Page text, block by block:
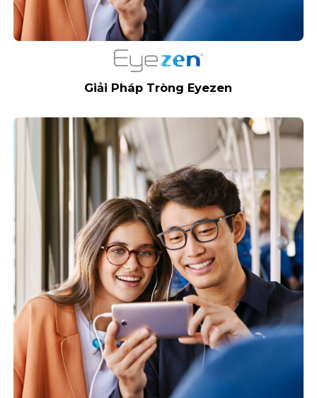
Giải Pháp Tròng Eyezen